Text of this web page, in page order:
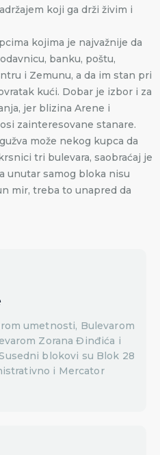
koji ga drži živim i
kojima je najvažnije da
banku, poštu,
i Zemunu, a da im stan pri
kući. Dobar je izbor i za
jer blizina Arene i
zainteresovane stanare.
može nekog kupca da
tri bulevara, saobraćaj je
unutar samog bloka nisu
mir, treba to unapred da
umetnosti, Bulevarom
Zorana Đinđića i
blokovi su Blok 28
i Mercator